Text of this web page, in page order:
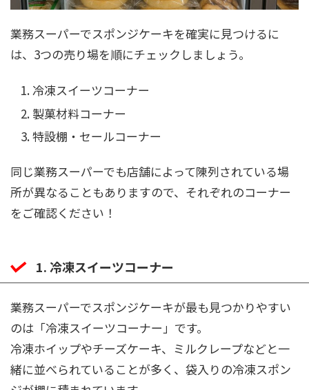
業務スーパーでスポンジケーキを確実に見つけるに
は、3つの売り場を順にチェックしましょう。
冷凍スイーツコーナー
製菓材料コーナー
特設棚・セールコーナー
同じ業務スーパーでも店舗によって陳列されている場
所が異なることもありますので、それぞれのコーナー
をご確認ください！
1. 冷凍スイーツコーナー
業務スーパーでスポンジケーキが最も見つかりやすい
のは「冷凍スイーツコーナー」です。
冷凍ホイップやチーズケーキ、ミルクレープなどと一
緒に並べられていることが多く、袋入りの冷凍スポン